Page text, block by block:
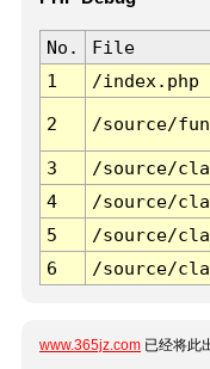
No. File
1
/index.php
2 /source/
3 /source/
4
/source/
5
/source/
6
/source/
www.365jz.com 已经将此